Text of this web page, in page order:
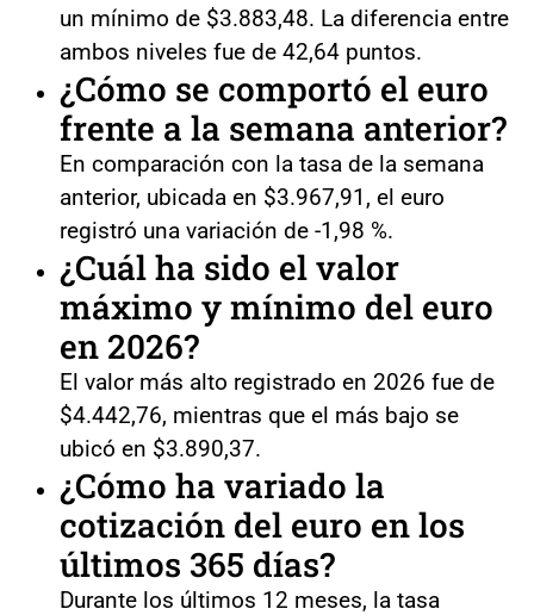
un mínimo de $3.883,48. La diferencia entre
ambos niveles fue de 42,64 puntos.
¿Cómo se comportó el euro
frente a la semana anterior?
En comparación con la tasa de la semana
anterior, ubicada en $3.967,91, el euro
registró una variación de -1,98 %.
¿Cuál ha sido el valor
máximo y mínimo del euro
en 2026?
El valor más alto registrado en 2026 fue de
$4.442,76, mientras que el más bajo se
ubicó en $3.890,37.
¿Cómo ha variado la
cotización del euro en los
últimos 365 días?
Durante los últimos 12 meses, la tasa